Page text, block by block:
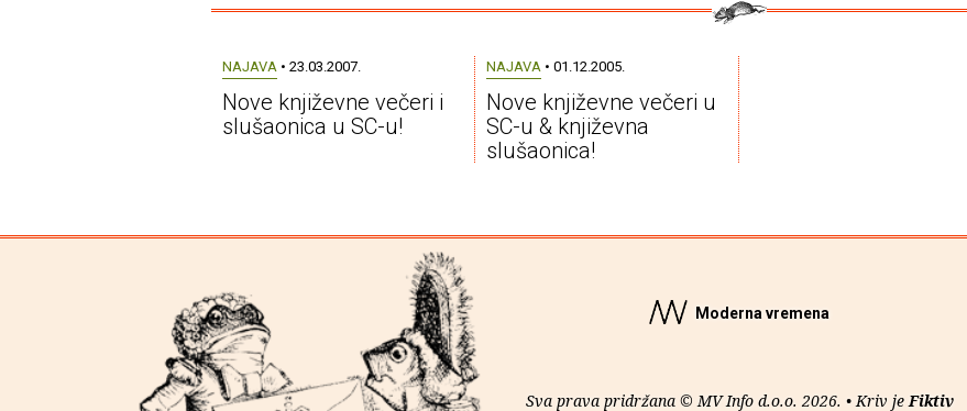
NAJAVA• 23.03.2007.
Nove književne večeri i
slušaonica u SC-u!
NAJAVA• 01.12.2005.
Nove književne večeri u
SC-u & književna
slušaonica!
Moderna vremena
Sva prava pridržana © MV Info d.o.o. 2026. • Kriv jeFiktiv